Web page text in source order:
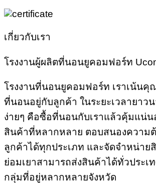
เกี่ยวกับเรา
โรงงานผู้ผลิตที่นอนยูคอมฟอร์ท
โรงงานที่นอนยูคอมฟอร์ท เราเน้นคุ
ที่นอนอยู่กับลูกค้า ในระยะเวลายาว
ง่ายๆ คือซื้อที่นอนกับเราแล้วคุ้มแน่
สินค้าที่หลากหลาย ตอบสนองความ
ลูกค้าได้ทุกประเภท และจัดจำหน่าย
ย่อมเยาสามารถส่งสินค้าได้ทั่วประเ
กลุ่มที่อยู่หลากหลายจังหวัด